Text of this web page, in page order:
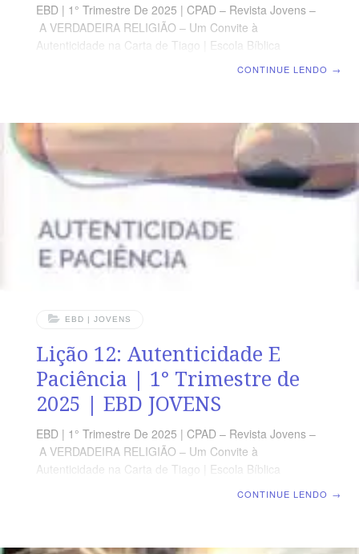
EBD | 1° Trimestre De 2025 | CPAD – Revista Jovens –
A VERDADEIRA RELIGIÃO – Um Convite à
Autenticidade na Carta de Tiago | Escola Bíblica
RESUMO DA LIÇÃO Na Carta de Tiago encontramos
importantes conselhos para que tenhamos uma vida
cristã frutífera. LEITURA SEMANAL SEGUNDA– SL
50.15 Deus nos ouve no dia da angústiaTERÇA– SL
CONTINUE LENDO →
EBD | JOVENS
Lição 12: Autenticidade E
Paciência | 1° Trimestre de
2025 | EBD JOVENS
EBD | 1° Trimestre De 2025 | CPAD – Revista Jovens –
A VERDADEIRA RELIGIÃO – Um Convite à
Autenticidade na Carta de Tiago | Escola Bíblica
CONTINUE LENDO →